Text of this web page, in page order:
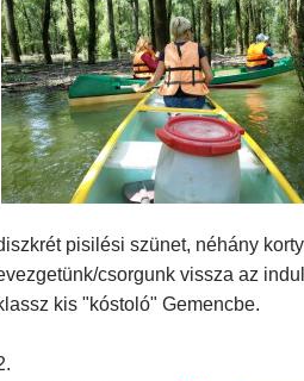
pisilési szünet, néhány
csorgunk vissza az
kis "kóstoló" Gemencbe.